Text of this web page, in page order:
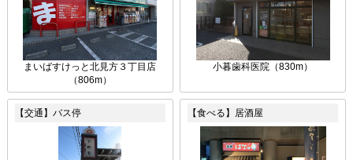
まいばすけっと北見方３丁目店
（806m）
小暮歯科医院（830m）
【交通】バス停 【食べる】居酒屋